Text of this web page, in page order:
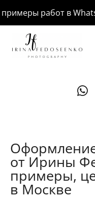
работ в
от Ирины
примеры,
в Москве